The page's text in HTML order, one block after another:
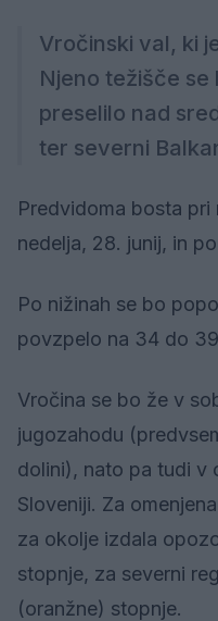
Vročinski val, ki
Njeno težišče se
preselilo nad
ter severni
Predvidoma bosta
nedelja, 28. junij, in
Po nižinah se bo
povzpelo na 34 do 39
Vročina se bo že v
jugozahodu
dolini), nato pa tudi v
Sloveniji. Za
za okolje izdala
stopnje, za severni
(oranžne) stopnje.